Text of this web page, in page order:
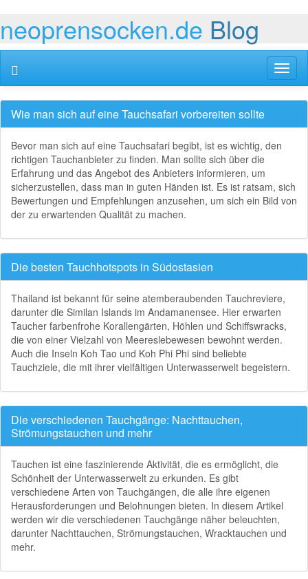
neoprensocken.de Blog
Wie man sich auf eine Tauchsafari vorbereiten sollte
Bevor man sich auf eine Tauchsafari begibt, ist es wichtig, den
richtigen Tauchanbieter zu finden. Man sollte sich über die
Erfahrung und das Angebot des Anbieters informieren, um
sicherzustellen, dass man in guten Händen ist. Es ist ratsam, sich
Bewertungen und Empfehlungen anzusehen, um sich ein Bild von
der zu erwartenden Qualität zu machen.
Die besten Tauchhotspots in Südostasien
Thailand ist bekannt für seine atemberaubenden Tauchreviere,
darunter die Similan Islands im Andamanensee. Hier erwarten
Taucher farbenfrohe Korallengärten, Höhlen und Schiffswracks,
die von einer Vielzahl von Meereslebewesen bewohnt werden.
Auch die Inseln Koh Tao und Koh Phi Phi sind beliebte
Tauchziele, die mit ihrer vielfältigen Unterwasserwelt begeistern.
Die verschiedenen Tauchgänge: Nachttauchen,
Strömungstauchen und mehr
Tauchen ist eine faszinierende Aktivität, die es ermöglicht, die
Schönheit der Unterwasserwelt zu erkunden. Es gibt
verschiedene Arten von Tauchgängen, die alle ihre eigenen
Herausforderungen und Belohnungen bieten. In diesem Artikel
werden wir die verschiedenen Tauchgänge näher beleuchten,
darunter Nachttauchen, Strömungstauchen, Wracktauchen und
mehr.